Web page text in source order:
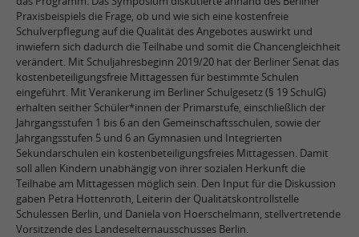
Praxisbeispiels die Frage, ob und wie sich eine kostenfreie
Schulverpflegung auf die Qualität des Angebotes auswirkt und
inwiefern sich dadurch die Teilhabe und somit die Chancengleichheit
verändert. Mit Schuljahresbeginn 2019/20 hat der Berliner Senat das
kostenbeteiligungsfreie Mittagessen für bestimmte Schulen
eingeführt. Mit Verankerung im Berliner Schulgesetz (§ 19 SchulG)
erhalten seither Schüler*innen der Primarstufe, einschließlich der
Jahrgangsstufen 1 bis 6 an den Gemeinschaftsschulen, sowie der
Jahrgangsstufen 5 und 6 an Gymnasien und Integrierten
Sekundarschulen ein kostenbeteiligungsfreies Mittagessen. Damit
soll allen Kindern unabhängig von ihrer sozialen Herkunft die
Teilhabe am Mittagessen möglich sein. Den Input für die Diskussion
gaben Petra Hottenroth, Leiterin der Qualitätskontrollstelle
Schulessen Berlin, und Daniela von Hoerschelmann, stellvertretende
Vorsitzende des Landeselternausschusses Berlin.